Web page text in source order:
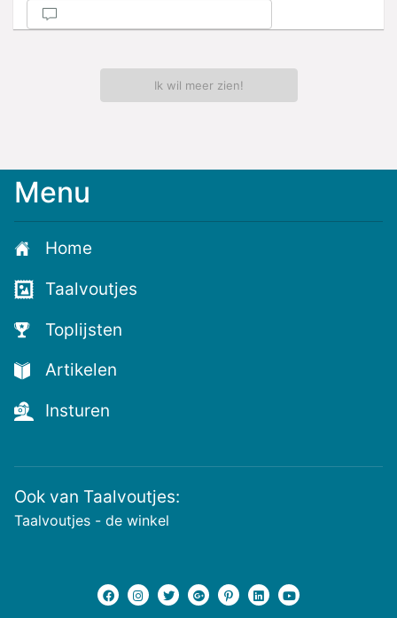
Ik wil meer zien!
Meld
voor
de
nieuwste
voutjes
en
de
voutste
nieuwtjes!
Menu
Home
Taalvoutjes
Toplijsten
Artikelen
Insturen
Ook van Taalvoutjes:
Taalvoutjes - de winkel